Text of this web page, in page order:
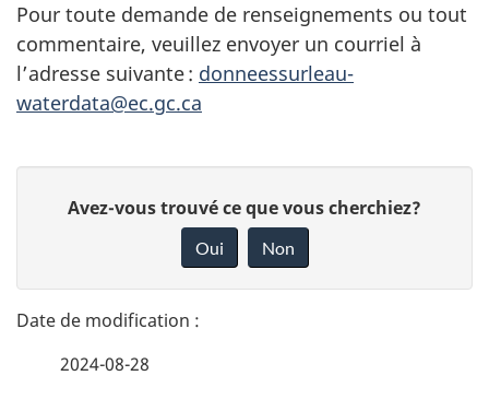
Pour toute demande de renseignements ou tout
commentaire, veuillez envoyer un courriel à
l’adresse suivante : donneessurleau-
waterdata@ec.gc.ca
t
a
n
Avez-vous trouvé ce que vous cherchiez?
Oui Non
2024-08-28